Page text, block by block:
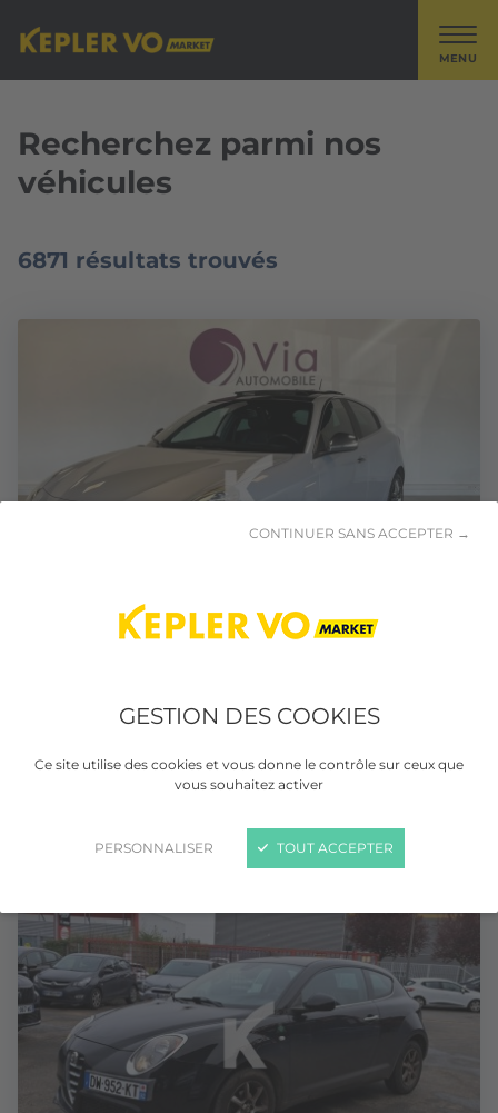
GESTION DES COOKIES
Ce site utilise des cookies et vous donne le contrôle sur ceux que
vous souhaitez activer
PERSONNALISER
CONTINUER SANS ACCEPTER →
TOUT ACCEPTER
MENU
Recherchez parmi nos
véhicules
6871 résultats trouvés
2.0 JTDm 175 ch S&S Trofeo TCT
Diesel Automatique
197 000 km